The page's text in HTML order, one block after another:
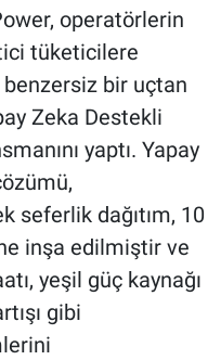
operatörlerin
tüketicilere
bir uçtan
Zeka Destekli
yaptı. Yapay
seferlik dağıtım, 10
inşa edilmiştir ve
yeşil güç kaynağı
gibi